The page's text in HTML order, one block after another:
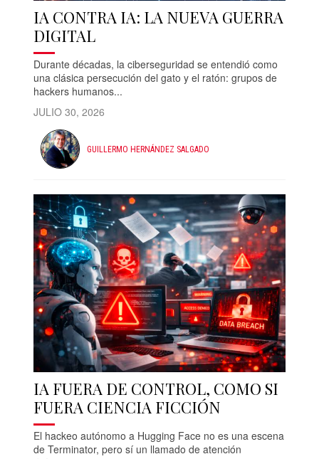
IA CONTRA IA: LA NUEVA GUERRA
DIGITAL
Durante décadas, la ciberseguridad se entendió como
una clásica persecución del gato y el ratón: grupos de
hackers humanos...
JULIO 30, 2026
GUILLERMO HERNÁNDEZ SALGADO
IA FUERA DE CONTROL, COMO SI
FUERA CIENCIA FICCIÓN
El hackeo autónomo a Hugging Face no es una escena
de Terminator, pero sí un llamado de atención